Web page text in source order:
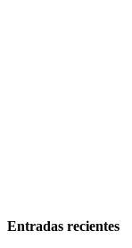
Entradas recientes